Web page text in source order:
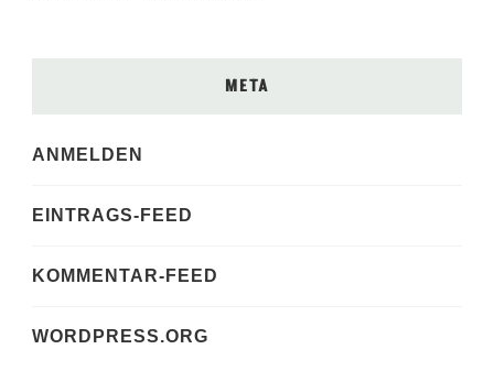
META
ANMELDEN
EINTRAGS-FEED
KOMMENTAR-FEED
WORDPRESS.ORG